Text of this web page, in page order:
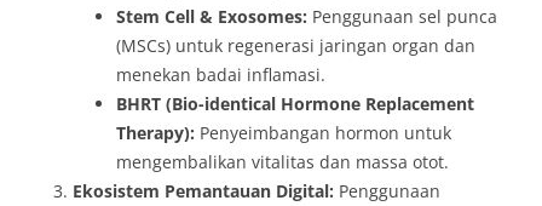
Stem Cell & Exosomes: Penggunaan sel punca
(MSCs) untuk regenerasi jaringan organ dan
menekan badai inflamasi.
BHRT (Bio-identical Hormone Replacement
Therapy): Penyeimbangan hormon untuk
mengembalikan vitalitas dan massa otot.
Ekosistem Pemantauan Digital: Penggunaan